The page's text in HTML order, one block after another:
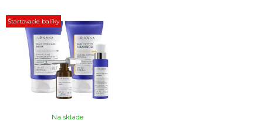
Štartovacie balíky
Na sklade